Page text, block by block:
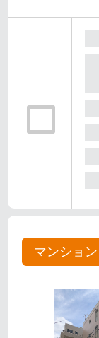
マンション